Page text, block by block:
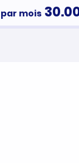
par mois